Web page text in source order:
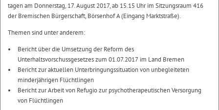
tagen am Donnerstag, 17. August 2017, ab 15.15 Uhr im Sitzungsraum 416
der Bremischen Bürgerschaft, Börsenhof A (Eingang Marktstraße).
Themen sind unter anderem:
Bericht über die Umsetzung der Reform des
Unterhaltsvorschussgesetzes zum 01.07.2017 im Land Bremen
Bericht zur aktuellen Unterbringungssituation von unbegleiteten
minderjährigen Flüchtlingen
Bericht zur Arbeit von Refugio zur psychotherapeutischen Versorgung
von Flüchtlingen